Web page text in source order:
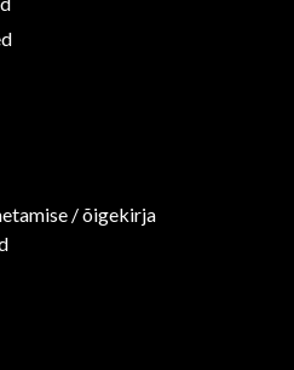
/ õigekirja